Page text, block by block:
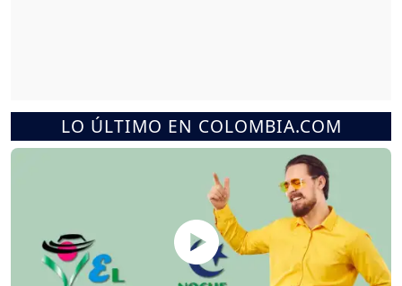
LO ÚLTIMO EN COLOMBIA.COM